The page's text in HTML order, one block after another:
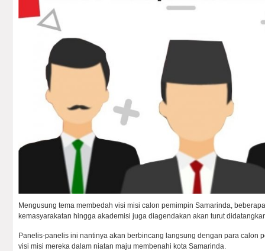
Mengusung tema membedah visi misi calon pemimpin Samarinda,
kemasyarakatan hingga akademisi juga diagendakan akan turut
Panelis-panelis ini nantinya akan berbincang langsung dengan para calon
visi misi mereka dalam niatan maju membenahi kota Samarinda.